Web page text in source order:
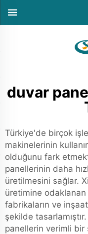
duvar
Türkiye'de birçok
makinelerinin
olduğunu fark
panellerinin daha
üretilmesini sağlar.
üretimine
fabrikaların ve
şekilde
panellerin verimli